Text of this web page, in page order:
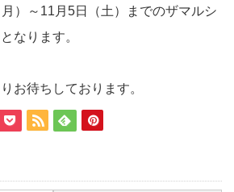
）～11月5日（土）までのザマルシ
なります。
お待ちしております。